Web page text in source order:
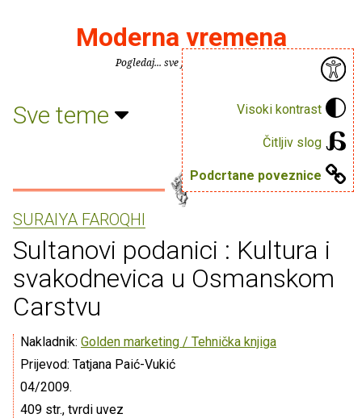
Visoki kontrast
Čitljiv slog
Podcrtane poveznice
Moderna vremena
Pogledaj... sve je puno knjiga.
Sve teme
SURAIYA FAROQHI
Sultanovi podanici : Kultura i
svakodnevica u Osmanskom
Carstvu
Nakladnik: Golden marketing / Tehnička knjiga
Prijevod: Tatjana Paić-Vukić
04/2009.
409 str., tvrdi uvez